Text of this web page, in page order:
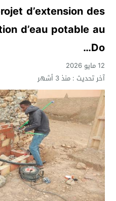
d’extension des
d’eau potable au
Do…
12 مايو 2026
آخر تحديث :منذ 3 أشهر